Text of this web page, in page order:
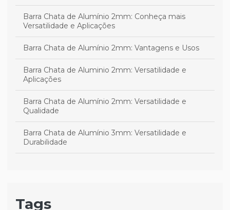
Barra Chata de Alumínio 2mm: Conheça mais
Versatilidade e Aplicações
Barra Chata de Alumínio 2mm: Vantagens e Usos
Barra Chata de Aluminio 2mm: Versatilidade e
Aplicações
Barra Chata de Alumínio 2mm: Versatilidade e
Qualidade
Barra Chata de Alumínio 3mm: Versatilidade e
Durabilidade
Tags